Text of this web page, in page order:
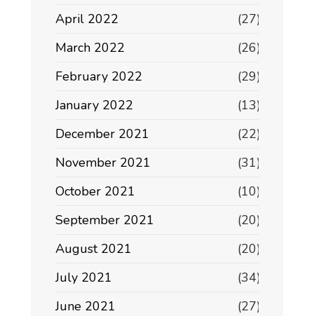
April 2022
(27)
March 2022
(26)
February 2022
(29)
January 2022
(13)
December 2021
(22)
November 2021
(31)
October 2021
(10)
September 2021
(20)
August 2021
(20)
July 2021
(34)
June 2021
(27)